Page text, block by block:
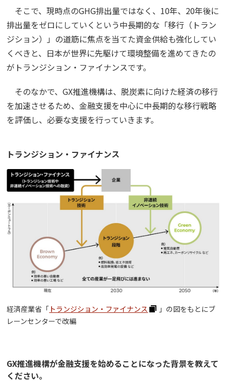
そこで、現時点のGHG排出量ではなく、10年、20年後に
排出量をゼロにしていくという中長期的な「移行（トラン
ジション）」の道筋に焦点を当てた資金供給も強化してい
くべきと、日本が世界に先駆けて環境整備を進めてきたの
がトランジション・ファイナンスです。
そのなかで、GX推進機構は、脱炭素に向けた経済の移行
を加速させるため、金融支援を中心に中長期的な移行戦略
を評価し、必要な支援を行っていきます。
トランジション・ファイナンス
経済産業省「 トランジション・ファイナンス
」の図をもとにブ
レーンセンターで改編
――GX推進機構が金融支援を始めることになった背景を教えて
ください。